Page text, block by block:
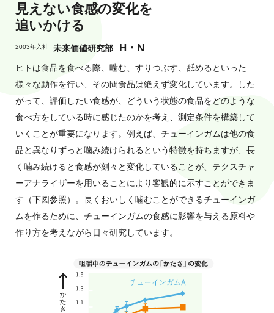
見えない食感の変化を
追いかける
2003年入社 未来価値研究部 H・N
ヒトは食品を食べる際、噛む、すりつぶす、舐めるといった
様々な動作を行い、その間食品は絶えず変化しています。した
がって、評価したい食感が、どういう状態の食品をどのような
食べ方をしている時に感じたのかを考え、測定条件を構築して
いくことが重要になります。例えば、チューインガムは他の食
品と異なりずっと噛み続けられるという特徴を持ちますが、長
く噛み続けると食感が刻々と変化していることが、テクスチャ
ーアナライザーを用いることにより客観的に示すことができま
す（下図参照）。長くおいしく噛むことができるチューインガ
ムを作るために、チューインガムの食感に影響を与える原料や
作り方を考えながら日々研究しています。